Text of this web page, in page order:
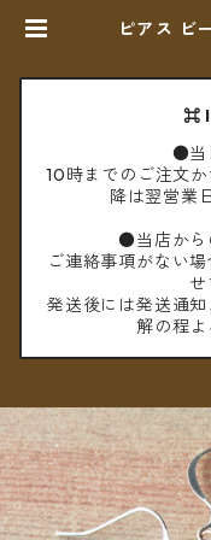
ピアス ビ
⌘
●当
10時までのご注文
降は翌営業
●当店から
ご連絡事項がない
せ
発送後には発送通
解の程よ